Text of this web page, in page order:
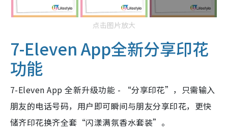
点击图片放大
7-Eleven App全新分享印花
功能
7-Eleven App 全新升级功能 - “分享印花”，只需输入
朋友的电话号码，用户即可瞬间与朋友分享印花，更快
储齐印花换齐全套“闪漾满氛香水套装”。